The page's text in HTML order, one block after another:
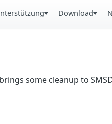
Download
some cleanup to